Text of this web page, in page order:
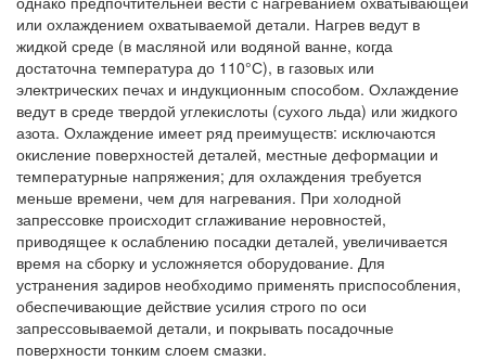
или охлаждением охватываемой детали. Нагрев ведут в
жидкой среде (в масляной или водяной ванне, когда
достаточна температура до 110°С), в газовых или
электрических печах и индукционным способом. Охлаждение
ведут в среде твердой углекислоты (сухого льда) или жидкого
азота. Охлаждение имеет ряд преимуществ: исключаются
окисление поверхностей деталей, местные деформации и
температурные напряжения; для охлаждения требуется
меньше времени, чем для нагревания. При холодной
запрессовке происходит сглаживание неровностей,
приводящее к ослаблению посадки деталей, увеличивается
время на сборку и усложняется оборудование. Для
устранения задиров необходимо применять приспособления,
обеспечивающие действие усилия строго по оси
запрессовываемой детали, и покрывать посадочные
поверхности тонким слоем смазки.